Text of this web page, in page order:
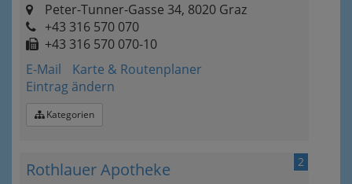
Peter-Tunner-Gasse 34, 8020 Graz
+43 316 570 070
+43 316 570 070-10
E-Mail
Karte & Routenplaner
Eintrag ändern
Kategorien
2
Rothlauer Apotheke